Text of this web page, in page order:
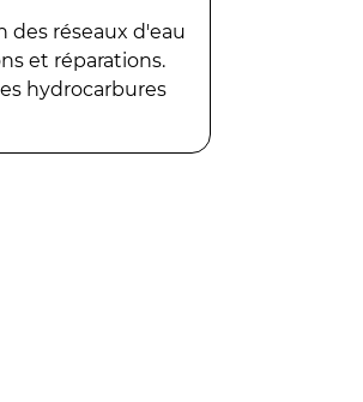
des réseaux d'eau
et réparations.
hydrocarbures